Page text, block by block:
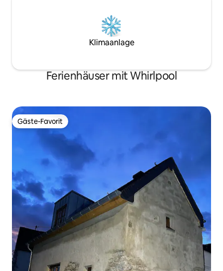
Klimaanlage
Ferienhäuser mit Whirlpool
Gäste-Favorit
Gäste-Favorit